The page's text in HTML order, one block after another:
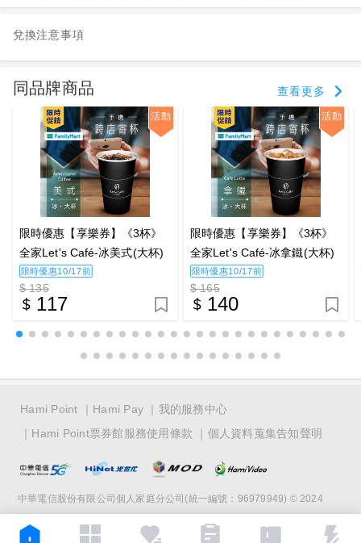
兌換注意事項
同品牌商品 查看更多
活動
限時優惠【享樂券】《3杯》
全家Let's Café-冰美式(大杯)
限時優惠10/17前
$ 135
117
活動
限時優惠【享樂券】《3杯》
全家Let's Café-冰拿鐵(大杯)
限時優惠10/17前
$ 165
140
Hami Point Hami Pay
我的服務中心
Hami Point票券館服務使用條款
個人資料蒐集告知聲明
中華電信股份有限公司個人家庭分公司(統一編號：96979949) © 2024